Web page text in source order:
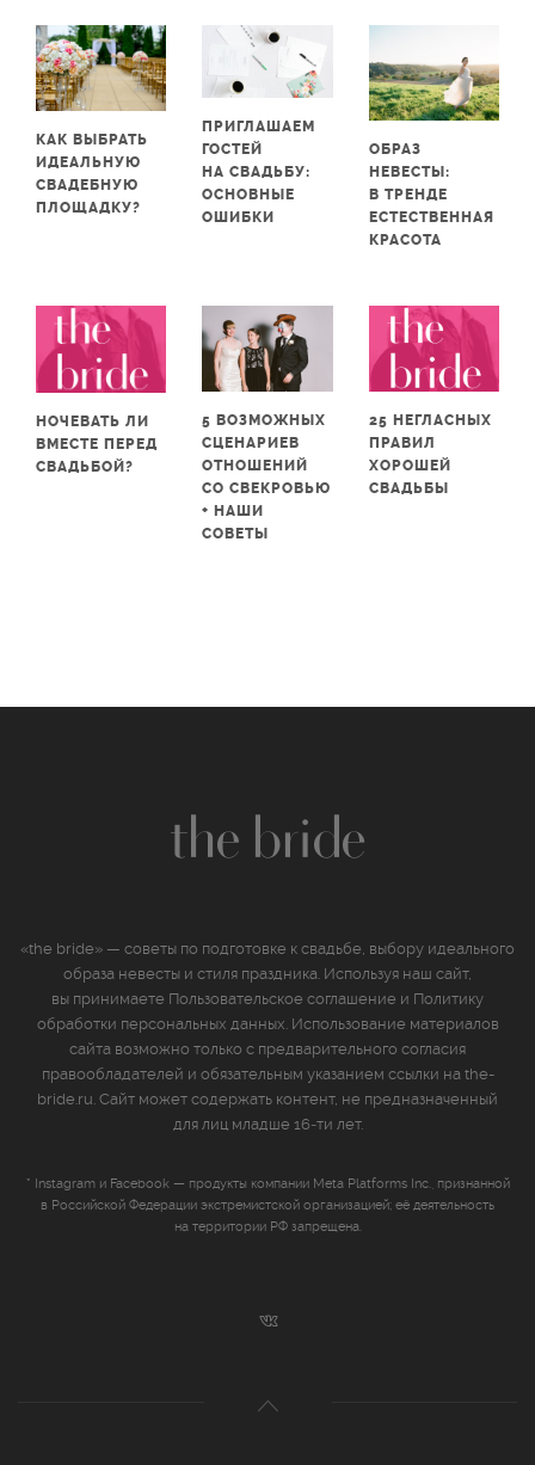
КАК ВЫБРАТЬ
ИДЕАЛЬНУЮ
СВАДЕБНУЮ
ПЛОЩАДКУ?
ПРИГЛАШАЕМ
ГОСТЕЙ
НА СВАДЬБУ:
ОСНОВНЫЕ
ОШИБКИ
ОБРАЗ
НЕВЕСТЫ:
В ТРЕНДЕ
ЕСТЕСТВЕННАЯ
КРАСОТА
НОЧЕВАТЬ ЛИ
ВМЕСТЕ ПЕРЕД
СВАДЬБОЙ?
5 ВОЗМОЖНЫХ
СЦЕНАРИЕВ
ОТНОШЕНИЙ
СО СВЕКРОВЬЮ
+ НАШИ
СОВЕТЫ
25 НЕГЛАСНЫХ
ПРАВИЛ
ХОРОШЕЙ
СВАДЬБЫ
«the bride» — советы по подготовке к свадьбе, выбору идеального
образа невесты и стиля праздника. Используя наш сайт,
вы принимаете Пользовательское соглашение и Политику
обработки персональных данных. Использование материалов
сайта возможно только с предварительного согласия
правообладателей и обязательным указанием ссылки на the-
bride.ru. Сайт может содержать контент, не предназначенный
для лиц младше 16‑ти лет.
* Instagram и Facebook — продукты компании Meta Platforms Inc., признанной
в Российской Федерации экстремистской организацией; её деятельность
на территории РФ запрещена.